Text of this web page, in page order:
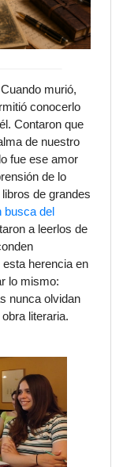
murió,
conocerlo
Contaron que
de nuestro
fue ese amor
de lo
de grandes
busca del
a leerlos de
herencia en
lo mismo:
nunca olvidan
literaria.